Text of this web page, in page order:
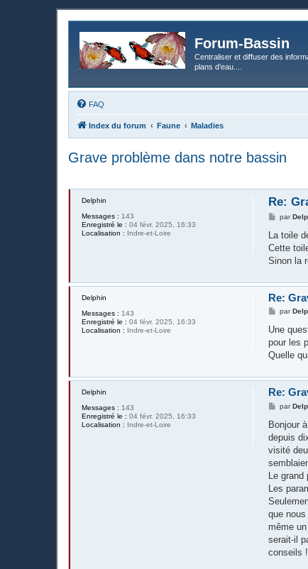
Forum-Bassin
Centraliser et diffuser des
plans d’eau....
FAQ
Index du forum Faune Maladies
Grave problème dans notre bassin
Delphin
Messages : 143
Enregistré le : 04 févr. 2025, 16:33
Localisation : Indre-et-Loire
Re:
M
s
a
g
par
La toile
Cette
Sinon la
Delphin
Messages : 143
Enregistré le : 04 févr. 2025, 16:33
Localisation : Indre-et-Loire
Re:
M
s
a
g
par
Une
pour les
Quelle
Delphin
Messages : 143
Enregistré le : 04 févr. 2025, 16:33
Localisation : Indre-et-Loire
Re:
M
s
a
g
par
Bonjour
depuis
visité
Le grand
Les
que
même
serait-il
conseils !